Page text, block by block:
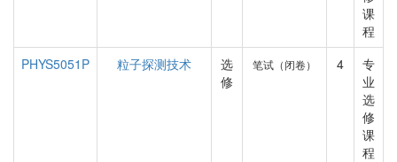
课
程
PHYS5051P
粒子探测技术
选
修
笔试（闭卷） 4
专
业
选
修
课
程